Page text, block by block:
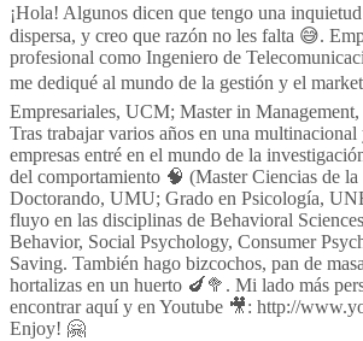
¡Hola! Algunos dicen que tengo una
dispersa, y creo que razón no les falta 😅.
profesional como Ingeniero de
me dediqué al mundo de la gestión y el
Empresariales, UCM; Master in
Tras trabajar varios años en una
empresas entré en el mundo de la
del comportamiento 🧠 (Master Ciencias de la
Doctorando, UMU; Grado en Psicología,
fluyo en las disciplinas de Behavioral
Behavior, Social Psychology, Consumer
Saving. También hago bizcochos, pan de
hortalizas en un huerto 🍆🥦. Mi lado más
encontrar aquí y en Youtube 🎥: http://
Enjoy! 🤗